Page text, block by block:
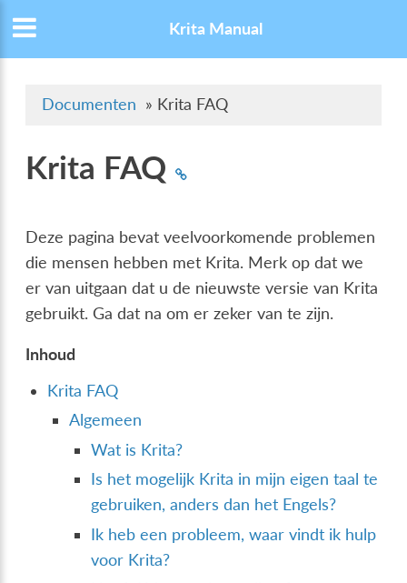
Krita Manual
Documenten » Krita FAQ
Krita FAQ
Deze pagina bevat veelvoorkomende problemen
die mensen hebben met Krita. Merk op dat we
er van uitgaan dat u de nieuwste versie van Krita
gebruikt. Ga dat na om er zeker van te zijn.
Inhoud
Krita FAQ
Algemeen
Wat is Krita?
Is het mogelijk Krita in mijn eigen taal te
gebruiken, anders dan het Engels?
Ik heb een probleem, waar vindt ik hulp
voor Krita?